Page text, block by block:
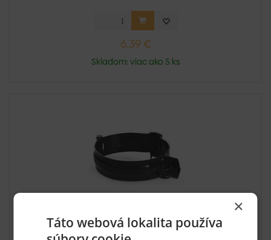
6,39 €
Skladom: viac ako 5 ks
Objímka 100,zenit PU, 8004 tehlová s hrotom
×
Táto webová lokalita používa